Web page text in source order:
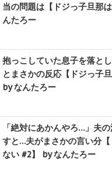
当の問題は【ドジっ子旦那
んたろー
抱っこしていた息子を落と
とまさかの反応【ドジっ子
by なんたろー
「絶対にあかんやろ…」夫
すと…夫がまさかの言い分
ない #2】 by なんたろー